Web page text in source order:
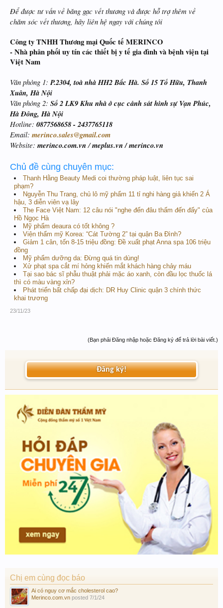
Để được tư vấn về băng gạc vết thương và được hỗ trợ thêm về
chăm sóc vết thương, hãy liên hệ ngay với chúng tôi
Công ty TNHH Thương mại Quốc tế MERINCO
- Nhà phân phối uy tín các thiết bị y tế gia đình và bệnh viện tại
Việt Nam
Văn phòng 1: P.2304, toà nhà HH2 Bắc Hà. Số 15 Tố Hữu, Thanh
Xuân, Hà Nội
Văn phòng 2: Số 2 LK9 Khu nhà ở cục cảnh sát hình sự Vạn Phúc,
Hà Đông, Hà Nội
Hotline: 0877568658 - 2437765118
Email: merinco.sales@gmail.com
Website: merinco.com.vn/meplus.vn / merinco.vn
Chủ đề cùng chuyên mục:
Thanh Hằng Beauty Medi coi thường pháp luật, liên tục sai
phạm?
Nguyễn Thu Trang, chủ lô mỹ phẩm 11 tỉ nghi hàng giả khiến 2 Á
hậu, 3 diễn viên vạ lây
The Face Việt Nam: 12 câu nói "nghe đến đâu thấm đến đấy" của
Hồ Ngọc Hà
Mỹ phẩm deaura có tốt không ?
Viện thẩm mỹ Korea: “Cát Tường 2” tại quận Ba Đình?
Giảm 1 cân, tốn 8-15 triệu đồng: Đề xuất phạt Anna spa 106 triệu
đồng
Mỹ phẩm dưỡng da: Đừng quá tin dùng!
Xử phạt spa cắt mí hỏng khiến mắt khách hàng chảy máu
Tại sao bác sĩ phẫu thuật phải mặc áo xanh, còn đầu lọc thuốc lá
thì có màu vàng xỉn?
Phát triển bất chấp đại dịch: DR Huy Clinic quận 3 chính thức
khai trương
23/11/23
(Bạn phải Đăng nhập hoặc Đăng ký để trả lời bài viết.)
Đăng ký!
Chị em cùng đọc báo
Ai có nguy cơ mắc cholesterol cao?
Merinco.com.vn posted 7/1/24